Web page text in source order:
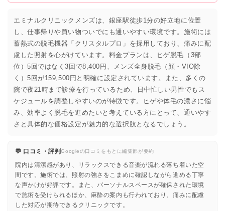
エミナルクリニックメンズは、銀座駅徒歩1分の好立地に位置
し、仕事帰りや買い物ついでにも通いやすい環境です。施術には
蓄熱式の脱毛機器「クリスタルプロ」を採用しており、痛みに配
慮した照射を心がけています。料金プランは、ヒゲ脱毛（3部
位）5回ではなく3回で8,400円、メンズ全身脱毛（顔・VIO除
く）5回が159,500円と明確に設定されています。また、多くの
院で夜21時まで診療を行っているため、日中忙しい男性でもス
ケジュールを調整しやすいのが特徴です。ヒゲや体毛の濃さに悩
み、効率よく脱毛を進めたいと考えている方にとって、通いやす
さと具体的な価格設定が魅力的な選択肢となるでしょう。
💬 口コミ・評判Googleの口コミをもとに編集部が要約
院内は清潔感があり、リラックスできる音楽が流れる落ち着いた空
間です。施術では、照射の強さをこまめに確認しながら進める丁寧
な声かけが好評です。また、パーソナルスペースが確保された環境
で施術を受けられるほか、麻酔の案内も行われており、痛みに配慮
した対応が期待できるクリニックです。